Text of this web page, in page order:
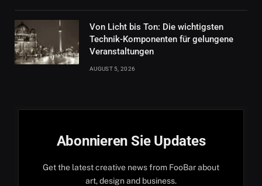
Von Licht bis Ton: Die wichtigsten
Technik-Komponenten für gelungene
Veranstaltungen
AUGUST 5, 2026
Abonnieren Sie Updates
Get the latest creative news from FooBar about
art, design and business.